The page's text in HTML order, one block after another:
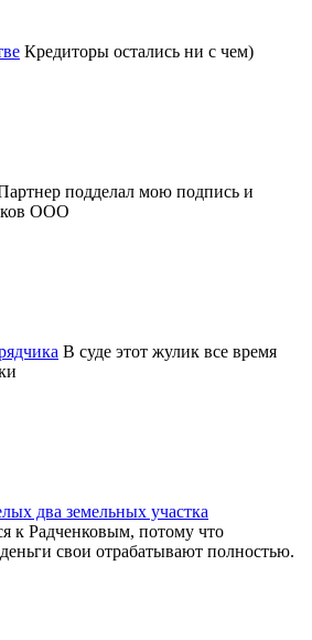
Кредиторы остались ни с чем)
подделал мою подпись и
ООО
В суде этот жулик все время
два земельных участка
к Радченковым, потому что
свои отрабатывают полностью.